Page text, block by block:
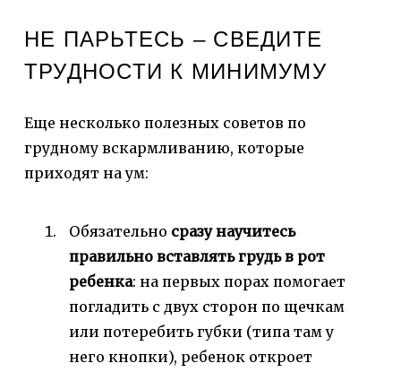
НЕ ПАРЬТЕСЬ – СВЕДИТЕ
ТРУДНОСТИ К МИНИМУМУ
Еще несколько полезных советов по
грудному вскармливанию, которые
приходят на ум:
Обязательно сразу научитесь
правильно вставлять грудь в рот
ребенка: на первых порах помогает
погладить с двух сторон по щечкам
или потеребить губки (типа там у
него кнопки), ребенок откроет